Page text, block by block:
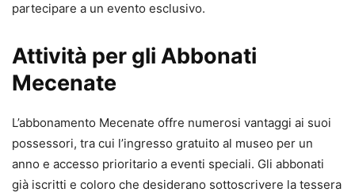
partecipare a un evento esclusivo.
Attività per gli Abbonati
Mecenate
L’abbonamento Mecenate offre numerosi vantaggi ai suoi
possessori, tra cui l’ingresso gratuito al museo per un
anno e accesso prioritario a eventi speciali. Gli abbonati
già iscritti e coloro che desiderano sottoscrivere la tessera